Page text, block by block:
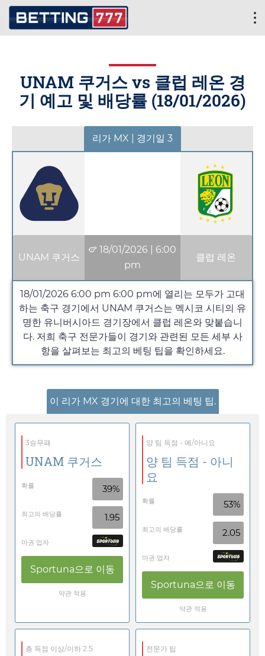
UNAM 쿠거스 vs 클럽 레온 경
기 예고 및 배당률 (18/01/2026)
리가 MX | 경기일 3
UNAM 쿠거스
18/01/2026
6:00
pm
클럽 레온
18/01/2026 6:00 pm 6:00 pm에 열리는 모두가 고대
하는 축구 경기에서 UNAM 쿠거스는 멕시코 시티의 유
명한 유니버시아드 경기장에서 클럽 레온와 맞붙습니
다. 저희 축구 전문가들이 경기와 관련된 모든 세부 사
항을 살펴보는 최고의 베팅 팁을 확인하세요.
이 리가 MX 경기에 대한 최고의 베팅 팁.
3승무패
UNAM 쿠거스
확률 39%
최고의 배당률 1.95
마권 업자
Sportuna으로 이동
약관 적용
양 팀 득점 - 예/아니요
양 팀 득점 - 아니
요
확률 53%
최고의 배당률 2.05
마권 업자
Sportuna으로 이동
약관 적용
총 득점 이상/이하 2.5 전문가 팁